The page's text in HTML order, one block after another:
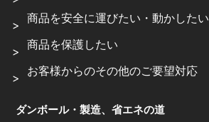
商品を安全に運びたい・動かしたい
商品を保護したい
お客様からのその他のご要望対応
ダンボール・製造、省エネの道